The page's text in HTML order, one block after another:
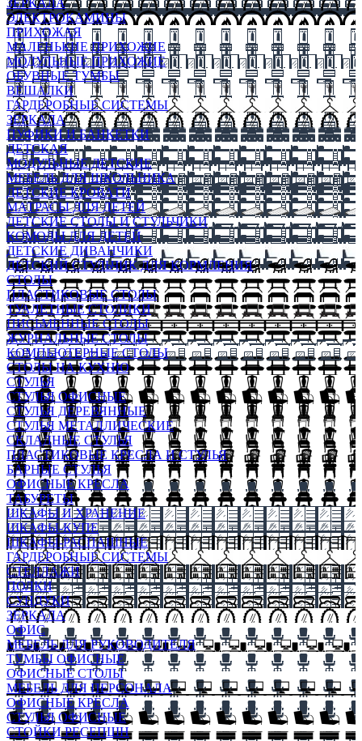
ЗЕРКАЛА
ЭЛЕКТРОКАМИНЫ
ПРИХОЖАЯ
МАЛЕНЬКИЕ ПРИХОЖИЕ
МОДУЛЬНЫЕ ПРИХОЖИЕ
ОБУВНЫЕ ТУМБЫ
ВЕШАЛКИ
ГАРДЕРОБНЫЕ СИСТЕМЫ
ЗЕРКАЛА
ПУФИКИ И БАНКЕТКИ
ДЕТСКАЯ
МОДУЛЬНЫЕ ДЕТСКИЕ
МЕБЕЛЬ ДЛЯ ШКОЛЬНИКА
ДЕТСКИЕ КРОВАТИ
МАТРАСЫ ДЛЯ ДЕТЕЙ
ДЕТСКИЕ СТОЛЫ И СТУЛЬЧИКИ
КОМОДЫ ДЛЯ ДЕТЕЙ
ДЕТСКИЕ ДИВАНЧИКИ
ДЕТСКИЙ СТУЛЬЧИК ДЛЯ КОРМЛЕНИЯ
СТОЛЫ
ПЛАСТИКОВЫЕ СТОЛЫ
ТУАЛЕТНЫЕ СТОЛИКИ
ПИСЬМЕННЫЕ СТОЛЫ
ЖУРНАЛЬНЫЕ СТОЛЫ
КОМПЬЮТЕРНЫЕ СТОЛЫ
СТОЛЫ НА КУХНЮ
СТУЛЬЯ
СТУЛЬЯ ОФИСНЫЕ
СТУЛЬЯ ДЕРЕВЯННЫЕ
СТУЛЬЯ МЕТАЛЛИЧЕСКИЕ
СКЛАДНЫЕ СТУЛЬЯ
ПЛАСТИКОВЫЕ КРЕСЛА И СТУЛЬЯ
БАРНЫЕ СТУЛЬЯ
ОФИСНЫЕ КРЕСЛА
ТАБУРЕТЫ
ШКАФЫ И ХРАНЕНИЕ
ШКАФЫ-КУПЕ
ШКАФЫ-РАСПАШНЫЕ
ГАРДЕРОБНЫЕ СИСТЕМЫ
СТЕЛЛАЖИ
ПОЛКИ
СУНДУКИ
ЗЕРКАЛА
ОФИС
МЕБЕЛЬ ДЛЯ РУКОВОДИТЕЛЯ
ТУМБЫ ОФИСНЫЕ
ОФИСНЫЕ СТОЛЫ
МЕБЕЛЬ ДЛЯ ПЕРСОНАЛА
ОФИСНЫЕ КРЕСЛА
СТУЛЬЯ ОФИСНЫЕ
СТОЙКИ РЕСЕПШН